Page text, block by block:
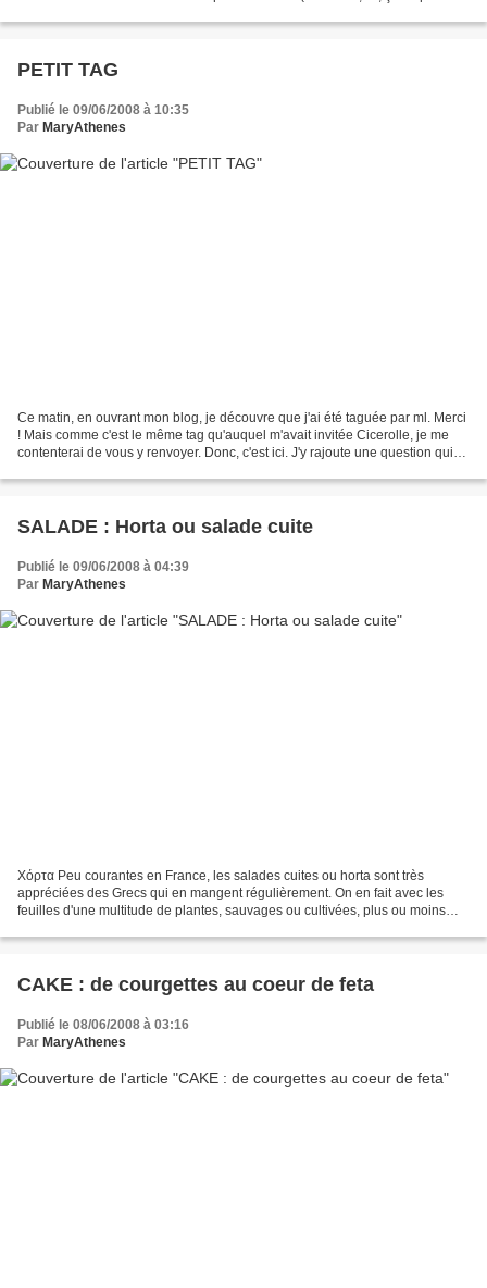
PETIT TAG
Publié le 09/06/2008 à 10:35
Par MaryAthenes
Ce matin, en ouvrant mon blog, je découvre que j'ai été taguée par ml. Merci
! Mais comme c'est le même tag qu'auquel m'avait invitée Cicerolle, je me
contenterai de vous y renvoyer. Donc, c'est ici. J'y rajoute une question qui
SALADE : Horta ou salade cuite
Publié le 09/06/2008 à 04:39
Par MaryAthenes
Χόρτα Peu courantes en France, les salades cuites ou horta sont très
appréciées des Grecs qui en mangent régulièrement. On en fait avec les
feuilles d'une multitude de plantes, sauvages ou cultivées, plus ou moins
CAKE : de courgettes au coeur de feta
Publié le 08/06/2008 à 03:16
Par MaryAthenes